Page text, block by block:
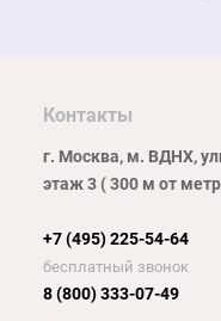
Контакты
г. Москва, м. ВДНХ,
этаж 3 ( 300 м от
+7 (495) 225-54-64
бесплатный звонок
8 (800) 333-07-49